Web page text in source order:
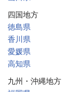
四国地方
徳島県
香川県
愛媛県
高知県
九州・沖縄地方